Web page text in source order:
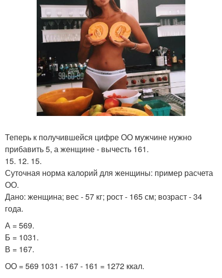
Теперь к получившейся цифре ОО мужчине нужно
прибавить 5, а женщине - вычесть 161.
15. 12. 15.
Суточная норма калорий для женщины: пример расчета
ОО.
Дано: женщина; вес - 57 кг; рост - 165 см; возраст - 34
года.
А = 569.
Б = 1031.
В = 167.
ОО = 569 1031 - 167 - 161 = 1272 ккал.